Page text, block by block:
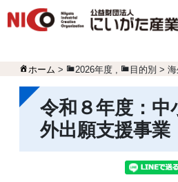
ホーム > 2026年度 , 目的別 > 海
令和８年度：中
外出願支援事業